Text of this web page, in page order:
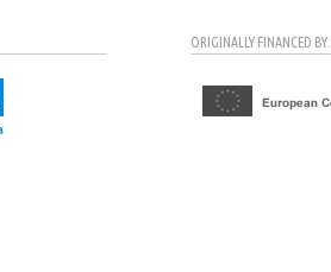
ORIGINALLY FINANCED BY: